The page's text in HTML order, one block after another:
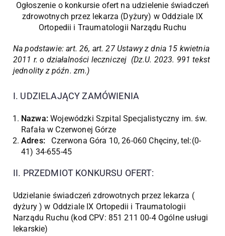
Ogłoszenie o konkursie ofert na udzielenie świadczeń
zdrowotnych przez lekarza (Dyżury) w Oddziale IX
Ortopedii i Traumatologii Narządu Ruchu
Na podstawie: art. 26, art. 27 Ustawy z dnia 15 kwietnia
2011 r. o działalności leczniczej (Dz.U. 2023. 991 tekst
jednolity z późn. zm.)
I. UDZIELAJĄCY ZAMÓWIENIA
Nazwa:Wojewódzki Szpital Specjalistyczny im. św.
Rafała w Czerwonej Górze
Adres:Czerwona Góra 10, 26-060 Chęciny, tel:(0-
41) 34-655-45
II. PRZEDMIOT KONKURSU OFERT:
Udzielanie świadczeń zdrowotnych przez lekarza (
dyżury ) w Oddziale IX Ortopedii i Traumatologii
Narządu Ruchu (kod CPV: 851 211 00-4 Ogólne usługi
lekarskie)